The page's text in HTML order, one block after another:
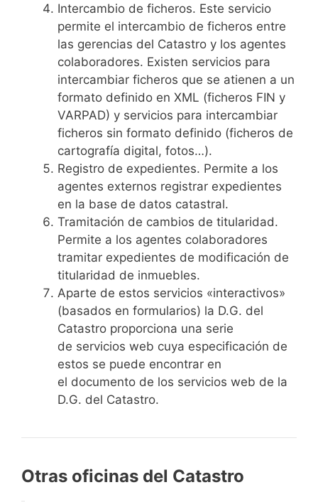
Intercambio de ficheros. Este servicio
permite el intercambio de ficheros entre
las gerencias del Catastro y los agentes
colaboradores. Existen servicios para
intercambiar ficheros que se atienen a un
formato definido en XML (ficheros FIN y
VARPAD) y servicios para intercambiar
ficheros sin formato definido (ficheros de
cartografía digital, fotos…).
Registro de expedientes. Permite a los
agentes externos registrar expedientes
en la base de datos catastral.
Tramitación de cambios de titularidad.
Permite a los agentes colaboradores
tramitar expedientes de modificación de
titularidad de inmuebles.
Aparte de estos servicios «interactivos»
(basados en formularios) la D.G. del
Catastro proporciona una serie
de servicios web cuya especificación de
estos se puede encontrar en
el documento de los servicios web de la
D.G. del Catastro.
Otras oficinas del Catastro